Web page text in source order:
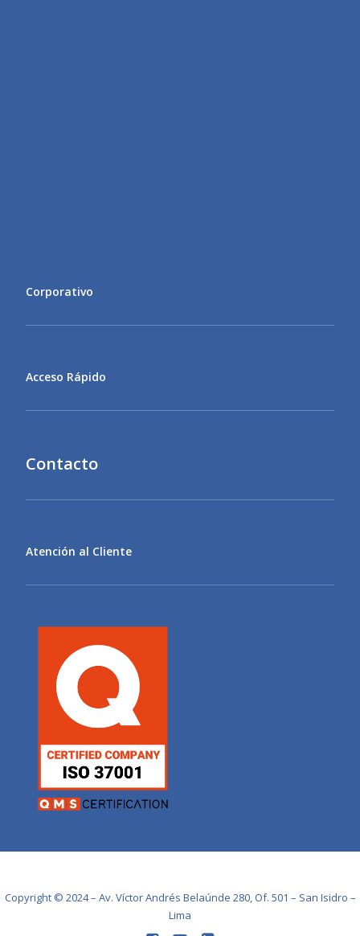
Corporativo
Acceso Rápido
Contacto
Atención al Cliente
Copyright © 2024 – Av. Víctor Andrés Belaúnde 280, Of. 501 – San Isidro –
Lima